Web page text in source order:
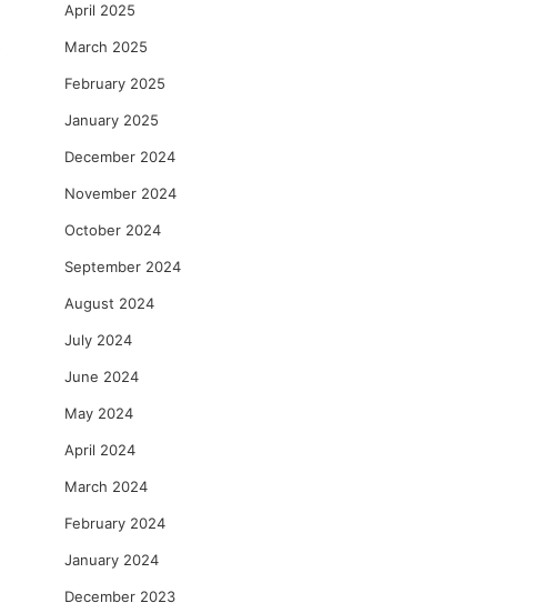
April 2025
March 2025
February 2025
January 2025
December 2024
November 2024
October 2024
September 2024
August 2024
July 2024
June 2024
May 2024
April 2024
March 2024
February 2024
January 2024
December 2023